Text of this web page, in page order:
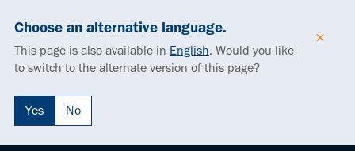
Choose an alternative language.
This page is also available in English. Would you like
to switch to the alternate version of this page?
Yes No